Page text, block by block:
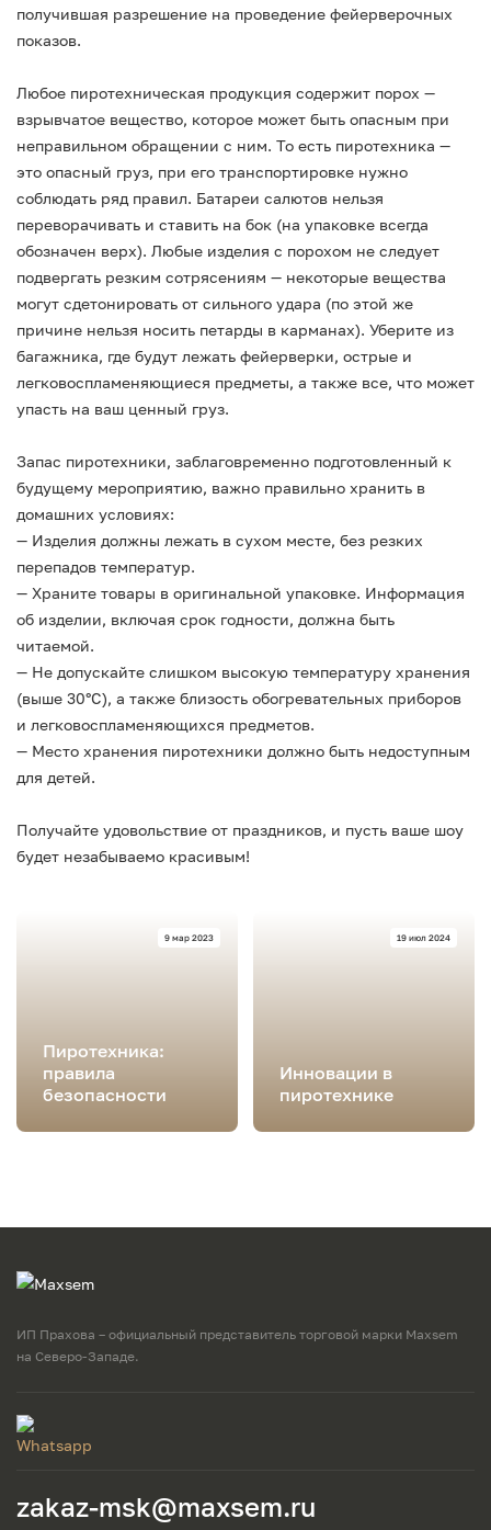
получившая разрешение на проведение фейерверочных
показов.
Любое пиротехническая продукция содержит порох —
взрывчатое вещество, которое может быть опасным при
неправильном обращении с ним. То есть пиротехника —
это опасный груз, при его транспортировке нужно
соблюдать ряд правил. Батареи салютов нельзя
переворачивать и ставить на бок (на упаковке всегда
обозначен верх). Любые изделия с порохом не следует
подвергать резким сотрясениям — некоторые вещества
могут сдетонировать от сильного удара (по этой же
причине нельзя носить петарды в карманах). Уберите из
багажника, где будут лежать фейерверки, острые и
легковоспламеняющиеся предметы, а также все, что может
упасть на ваш ценный груз.
Запас пиротехники, заблаговременно подготовленный к
будущему мероприятию, важно правильно хранить в
домашних условиях:
— Изделия должны лежать в сухом месте, без резких
перепадов температур.
— Храните товары в оригинальной упаковке. Информация
об изделии, включая срок годности, должна быть
читаемой.
— Не допускайте слишком высокую температуру хранения
(выше 30°С), а также близость обогревательных приборов
и легковоспламеняющихся предметов.
— Место хранения пиротехники должно быть недоступным
для детей.
Получайте удовольствие от праздников, и пусть ваше шоу
будет незабываемо красивым!
9 мар 2023
Пиротехника:
правила
безопасности
19 июл 2024
Инновации в
пиротехнике
ИП Прахова – официальный представитель торговой марки Maxsem
на Северо-Западе.
zakaz-msk@maxsem.ru